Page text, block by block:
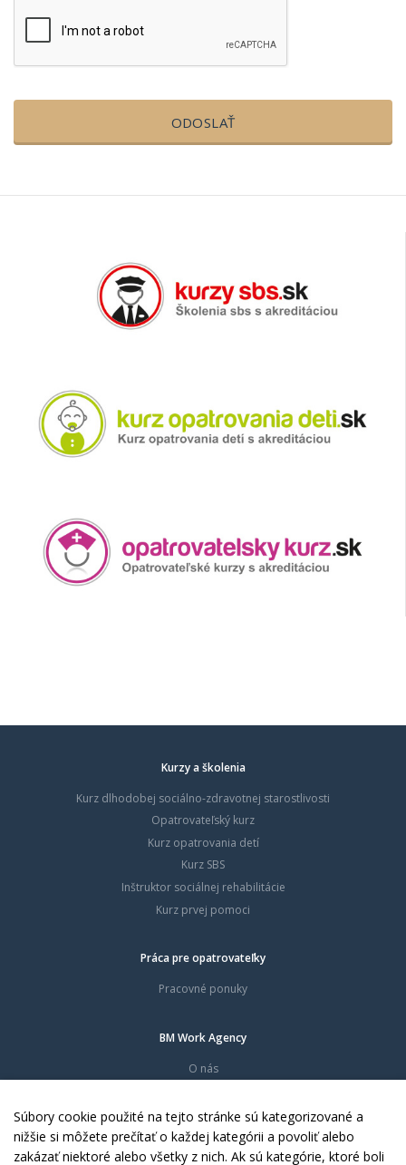
ODOSLAŤ
Kurzy a školenia
Kurz dlhodobej sociálno-zdravotnej starostlivosti
Opatrovateľský kurz
Kurz opatrovania detí
Kurz SBS
Inštruktor sociálnej rehabilitácie
Kurz prvej pomoci
Práca pre opatrovateľky
Pracovné ponuky
BM Work Agency
O nás
Dokumenty
Kontakty
Súbory cookie použité na tejto stránke sú kategorizované a
nižšie si môžete prečítať o každej kategórii a povoliť alebo
zakázať niektoré alebo všetky z nich. Ak sú kategórie, ktoré boli